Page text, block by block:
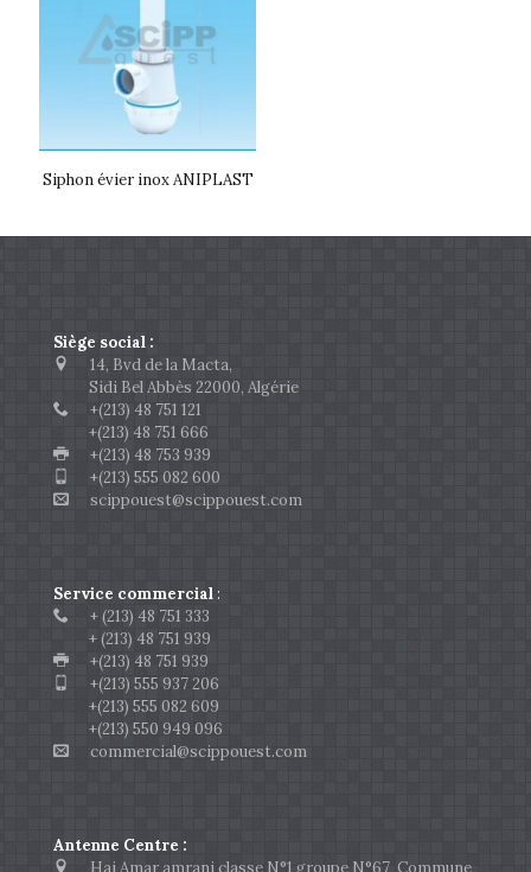
Siphon évier inox ANIPLAST
Siège social :
14, Bvd de la Macta,
Sidi Bel Abbès 22000, Algérie
+(213) 48 751 121
+(213) 48 751 666
+(213) 48 753 939
+(213) 555 082 600
scippouest@scippouest.com
Service commercial:
+ (213) 48 751 333
+ (213) 48 751 939
+(213) 48 751 939
+(213) 555 937 206
+(213) 555 082 609
+(213) 550 949 096
commercial@scippouest.com
Antenne Centre :
Hai Amar amrani classe N°1 groupe N°67 Commune